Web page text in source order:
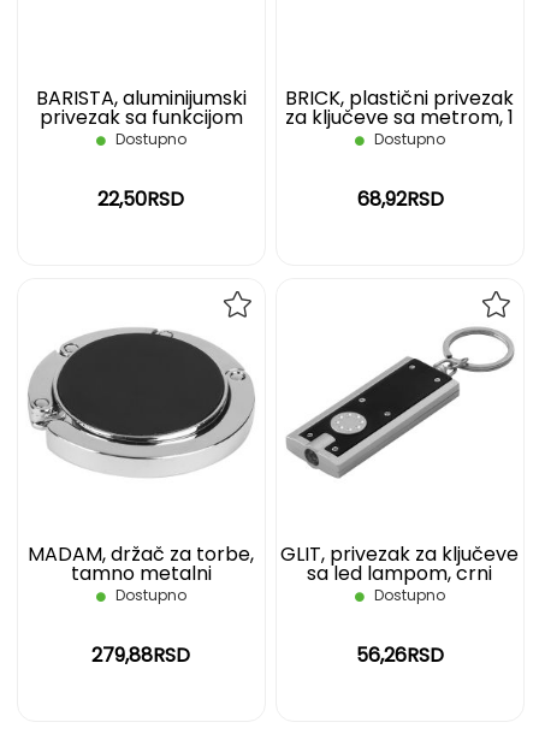
BARISTA, aluminijumski
privezak sa funkcijom
otvarača crni
Dostupno
22,50RSD
BRICK, plastični privezak
za ključeve sa metrom, 1
m, crni
Dostupno
68,92RSD
MADAM, držač za torbe,
tamno metalni
Dostupno
279,88RSD
NA
LISTU
GLIT, privezak za ključeve
sa led lampom, crni
Dostupno
56,26RSD